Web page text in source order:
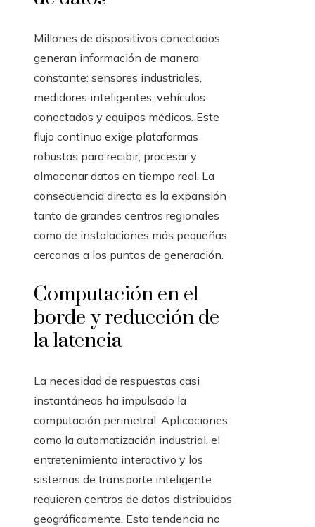
Millones de dispositivos conectados
generan información de manera
constante: sensores industriales,
medidores inteligentes, vehículos
conectados y equipos médicos. Este
flujo continuo exige plataformas
robustas para recibir, procesar y
almacenar datos en tiempo real. La
consecuencia directa es la expansión
tanto de grandes centros regionales
como de instalaciones más pequeñas
cercanas a los puntos de generación.
Computación en el
borde y reducción de
la latencia
La necesidad de respuestas casi
instantáneas ha impulsado la
computación perimetral. Aplicaciones
como la automatización industrial, el
entretenimiento interactivo y los
sistemas de transporte inteligente
requieren centros de datos distribuidos
geográficamente. Esta tendencia no